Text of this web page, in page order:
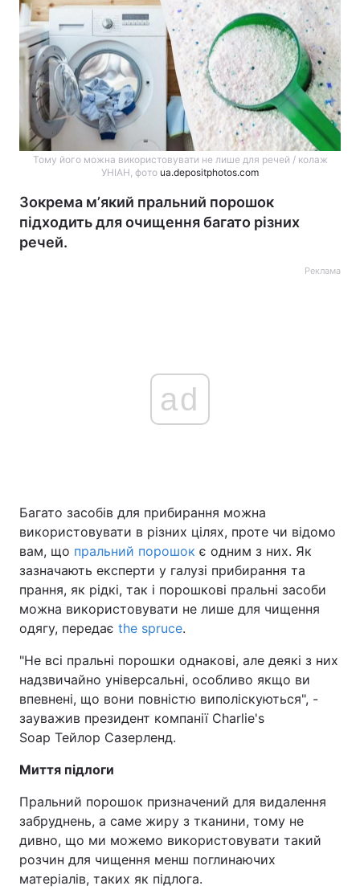
Тому його можна використовувати не лише для речей / колаж
УНІАН, фото ua.depositphotos.com
Зокрема мʼякий пральний порошок
підходить для очищення багато різних
речей.
Реклама
ad
Багато засобів для прибирання можна
використовувати в різних цілях, проте чи відомо
вам, що пральний порошок є одним з них. Як
зазначають експерти у галузі прибирання та
прання, як рідкі, так і порошкові пральні засоби
можна використовувати не лише для чищення
одягу, передає the spruce.
"Не всі пральні порошки однакові, але деякі з них
надзвичайно універсальні, особливо якщо ви
впевнені, що вони повністю виполіскуються", -
зауважив президент компанії Charlie's
Soap Тейлор Сазерленд.
Миття підлоги
Пральний порошок призначений для видалення
забруднень, а саме жиру з тканини, тому не
дивно, що ми можемо використовувати такий
розчин для чищення менш поглинаючих
матеріалів, таких як підлога.